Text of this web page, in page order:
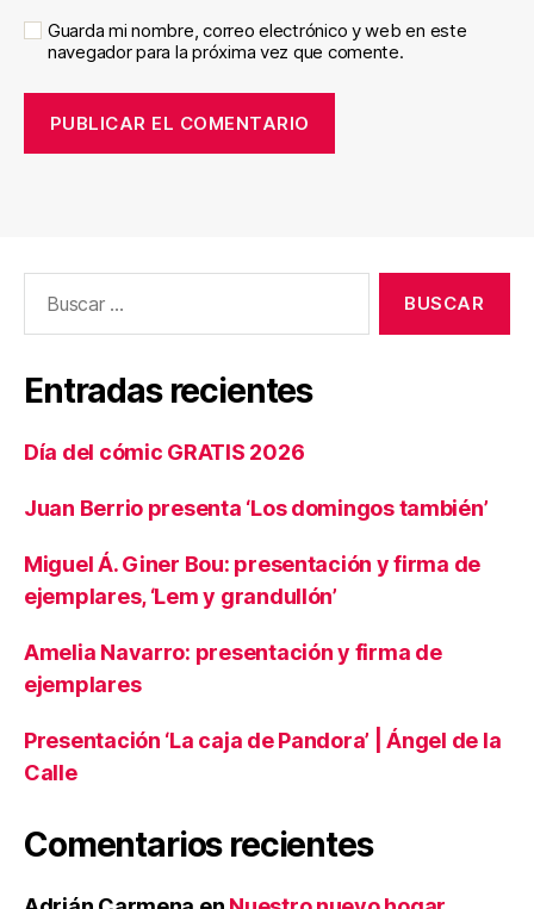
Guarda mi nombre, correo electrónico y web en este
navegador para la próxima vez que comente.
Entradas recientes
Día del cómic GRATIS 2026
Juan Berrio presenta ‘Los domingos también’
Miguel Á. Giner Bou: presentación y firma de
ejemplares, ‘Lem y grandullón’
Amelia Navarro: presentación y firma de
ejemplares
Presentación ‘La caja de Pandora’ | Ángel de la
Calle
Comentarios recientes